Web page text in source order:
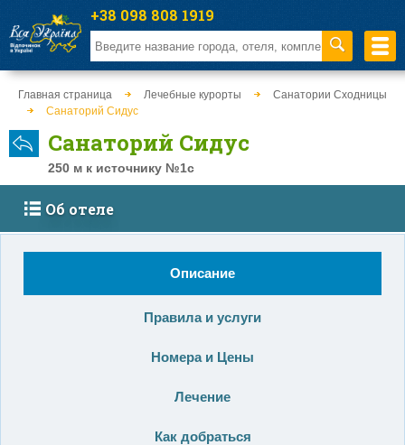
Главная страница Лечебные курорты
Санатории Сходницы
Санаторий Сидус
Санаторий Сидус
250 м к источнику №1с
Об отеле
Описание
Правила и услуги
Номера и Цены
Лечение
Как добраться
+38 098 808 1919